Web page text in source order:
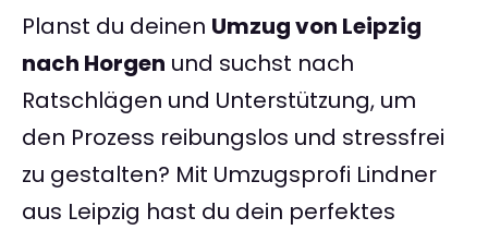
Planst du deinen Umzug von Leipzig
nach Horgen und suchst nach
Ratschlägen und Unterstützung, um
den Prozess reibungslos und stressfrei
zu gestalten? Mit Umzugsprofi Lindner
aus Leipzig hast du dein perfektes